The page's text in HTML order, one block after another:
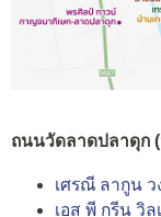
ถนนวัดลาดปลาดุก
เศรณี ลากูน
เอส พี กรีน วิ